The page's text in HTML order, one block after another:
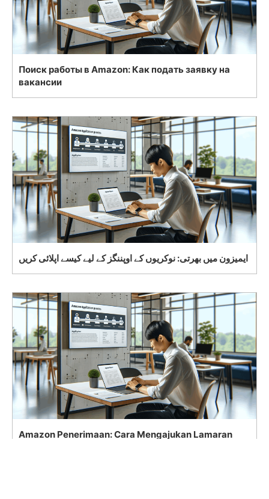
Поиск работы в Amazon: Как подать заявку на
вакансии
ایمیزون میں بھرتی: نوکریوں کے اوپننگز کے لیے کیسے اپلائی کریں
Amazon Penerimaan: Cara Mengajukan Lamaran